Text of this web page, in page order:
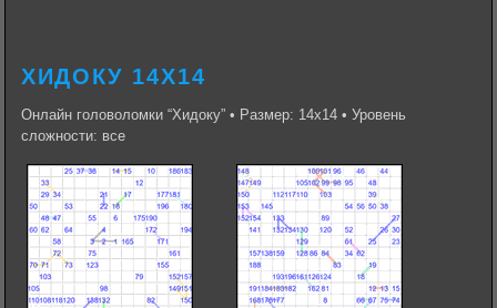
ХИДОКУ 14Х14
Онлайн головоломки “Хидоку” • Размер: 14х14 • Уровень
сложности: все